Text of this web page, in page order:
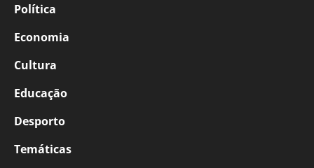
Política
Economia
Cultura
Educação
Desporto
Temáticas